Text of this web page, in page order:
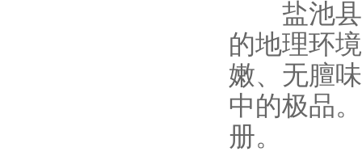
盐池县
的地理环
嫩、无膻
中的极品
册。